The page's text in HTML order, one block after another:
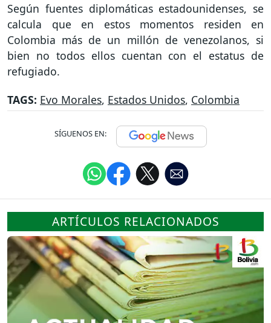
Según fuentes diplomáticas estadounidenses, se
calcula que en estos momentos residen en
Colombia más de un millón de venezolanos, si
bien no todos ellos cuentan con el estatus de
refugiado.
TAGS: Evo Morales, Estados Unidos, Colombia
SÍGUENOS EN:
ARTÍCULOS RELACIONADOS